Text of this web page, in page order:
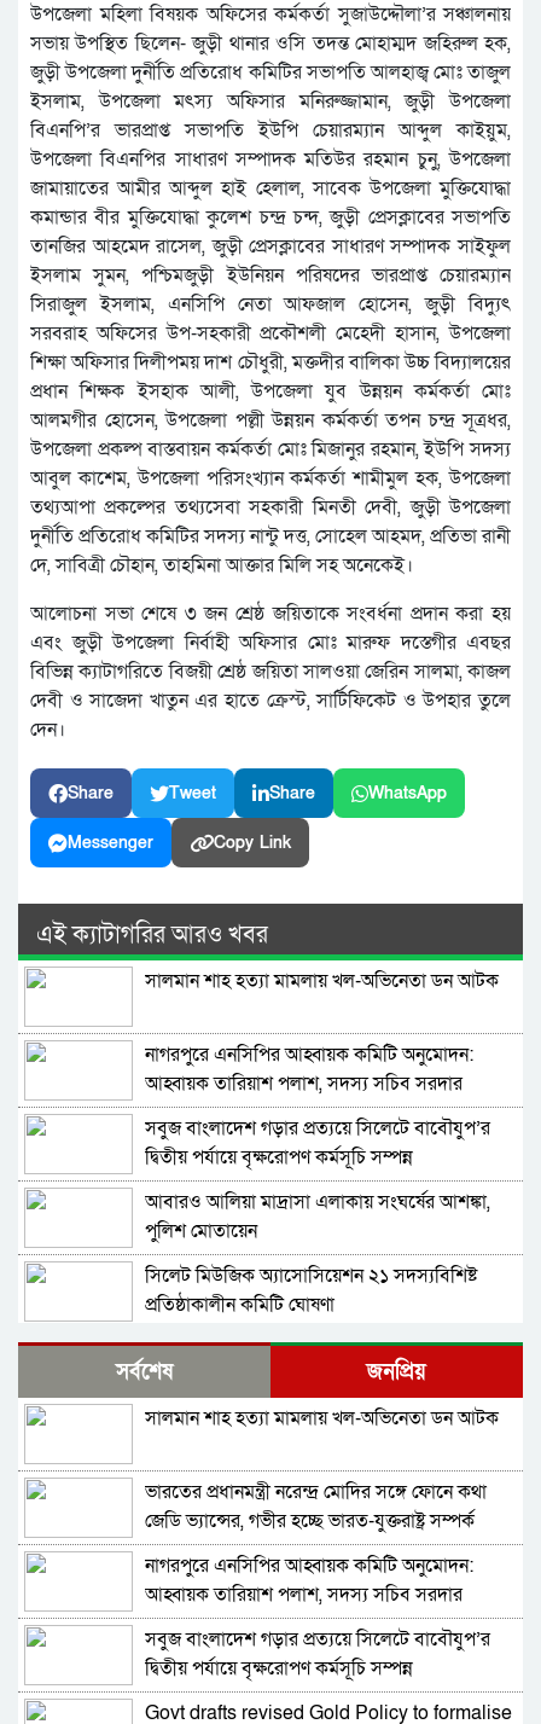
উপজেলা মহিলা বিষয়ক অফিসের কর্মকর্তা সুজাউদ্দৌলা’র সঞ্চালনায়
সভায় উপস্থিত ছিলেন- জুড়ী থানার ওসি তদন্ত মোহাম্মদ জহিরুল হক,
জুড়ী উপজেলা দুর্নীতি প্রতিরোধ কমিটির সভাপতি আলহাজ্ব মোঃ তাজুল
ইসলাম, উপজেলা মৎস্য অফিসার মনিরুজ্জামান, জুড়ী উপজেলা
বিএনপি’র ভারপ্রাপ্ত সভাপতি ইউপি চেয়ারম্যান আব্দুল কাইয়ুম,
উপজেলা বিএনপির সাধারণ সম্পাদক মতিউর রহমান চুনু, উপজেলা
জামায়াতের আমীর আব্দুল হাই হেলাল, সাবেক উপজেলা মুক্তিযোদ্ধা
কমান্ডার বীর মুক্তিযোদ্ধা কুলেশ চন্দ্র চন্দ, জুড়ী প্রেসক্লাবের সভাপতি
তানজির আহমেদ রাসেল, জুড়ী প্রেসক্লাবের সাধারণ সম্পাদক সাইফুল
ইসলাম সুমন, পশ্চিমজুড়ী ইউনিয়ন পরিষদের ভারপ্রাপ্ত চেয়ারম্যান
সিরাজুল ইসলাম, এনসিপি নেতা আফজাল হোসেন, জুড়ী বিদ্যুৎ
সরবরাহ অফিসের উপ-সহকারী প্রকৌশলী মেহেদী হাসান, উপজেলা
শিক্ষা অফিসার দিলীপময় দাশ চৌধুরী, মক্তদীর বালিকা উচ্চ বিদ্যালয়ের
প্রধান শিক্ষক ইসহাক আলী, উপজেলা যুব উন্নয়ন কর্মকর্তা মোঃ
আলমগীর হোসেন, উপজেলা পল্লী উন্নয়ন কর্মকর্তা তপন চন্দ্র সূত্রধর,
উপজেলা প্রকল্প বাস্তবায়ন কর্মকর্তা মোঃ মিজানুর রহমান, ইউপি সদস্য
আবুল কাশেম, উপজেলা পরিসংখ্যান কর্মকর্তা শামীমুল হক, উপজেলা
তথ্যআপা প্রকল্পের তথ্যসেবা সহকারী মিনতী দেবী, জুড়ী উপজেলা
দুর্নীতি প্রতিরোধ কমিটির সদস্য নান্টু দত্ত, সোহেল আহমদ, প্রতিভা রানী
দে, সাবিত্রী চৌহান, তাহমিনা আক্তার মিলি সহ অনেকেই।
আলোচনা সভা শেষে ৩ জন শ্রেষ্ঠ জয়িতাকে সংবর্ধনা প্রদান করা হয়
এবং জুড়ী উপজেলা নির্বাহী অফিসার মোঃ মারুফ দস্তেগীর এবছর
বিভিন্ন ক্যাটাগরিতে বিজয়ী শ্রেষ্ঠ জয়িতা সালওয়া জেরিন সালমা, কাজল
দেবী ও সাজেদা খাতুন এর হাতে ক্রেস্ট, সার্টিফিকেট ও উপহার তুলে
দেন।
Share Tweet Share WhatsApp
Messenger Copy Link
এই ক্যাটাগরির আরও খবর
সালমান শাহ হত্যা মামলায় খল-অভিনেতা ডন আটক
নাগরপুরে এনসিপির আহ্বায়ক কমিটি অনুমোদন:
আহ্বায়ক তারিয়াশ পলাশ, সদস্য সচিব সরদার
আশরাফ
সবুজ বাংলাদেশ গড়ার প্রত্যয়ে সিলেটে বাবৌযুপ’র
দ্বিতীয় পর্যায়ে বৃক্ষরোপণ কর্মসূচি সম্পন্ন
আবারও আলিয়া মাদ্রাসা এলাকায় সংঘর্ষের আশঙ্কা,
পুলিশ মোতায়েন
সিলেট মিউজিক অ্যাসোসিয়েশন ২১ সদস্যবিশিষ্ট
প্রতিষ্ঠাকালীন কমিটি ঘোষণা
বাঘা পৌরসভায় রাস্তা ও ড্রেনের কাজের ভিত্তিপ্রস্তর
স্থাপন করলেন-এমপি চাঁদ
নিরাপত্তার নিশ্চয়তা পেলে ‘দেশে ফিরতে প্রস্তুত’ সাকিব,
চট্টগ্রামে সাবেক শিক্ষামন্ত্রী নওফেলের বাসভবনে আগুন
বগুড়ায় ও সিলেটে দুই ঘণ্টার ব্যবধানে সড়ক দুর্ঘটনায়
শিশুসহ প্রাণ গেল ১৫ জনের
ঢাকায় বাসভবনে অগ্নিকাণ্ড, স্ত্রীসহ হাসপাতালে ভর্তি
পাকিস্তান হাইকমিশনার
আওয়ামী লীগ আমাদের শত্রু নয়, অচিরেই আওয়ামী
সর্বশেষ জনপ্রিয়
সালমান শাহ হত্যা মামলায় খল-অভিনেতা ডন আটক
ভারতের প্রধানমন্ত্রী নরেন্দ্র মোদির সঙ্গে ফোনে কথা
জেডি ভ্যান্সের, গভীর হচ্ছে ভারত-যুক্তরাষ্ট্র সম্পর্ক
নাগরপুরে এনসিপির আহ্বায়ক কমিটি অনুমোদন:
আহ্বায়ক তারিয়াশ পলাশ, সদস্য সচিব সরদার
আশরাফ
সবুজ বাংলাদেশ গড়ার প্রত্যয়ে সিলেটে বাবৌযুপ’র
দ্বিতীয় পর্যায়ে বৃক্ষরোপণ কর্মসূচি সম্পন্ন
Govt drafts revised Gold Policy to formalise